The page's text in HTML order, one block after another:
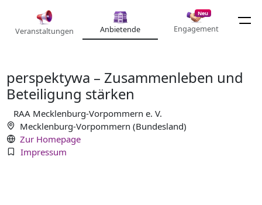
Veranstaltungen Anbietende
Neu
Engagement
perspektywa – Zusammenleben und
Beteiligung stärken
RAA Mecklenburg-Vorpommern e. V.
Mecklenburg-Vorpommern (Bundesland)
Zur Homepage
Impressum